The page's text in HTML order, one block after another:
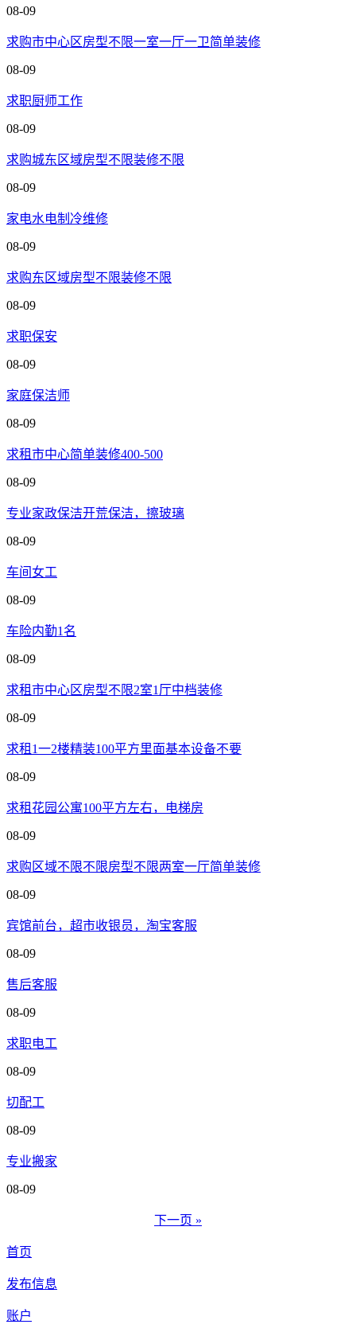
08-09
求购市中心区房型不限一室一厅一卫简单装修
08-09
求职厨师工作
08-09
求购城东区域房型不限装修不限
08-09
家电水电制冷维修
08-09
求购东区域房型不限装修不限
08-09
求职保安
08-09
家庭保洁师
08-09
求租市中心简单装修400-500
08-09
专业家政保洁开荒保洁，擦玻璃
08-09
车间女工
08-09
车险内勤1名
08-09
求租市中心区房型不限2室1厅中档装修
08-09
求租1一2楼精装100平方里面基本设备不要
08-09
求租花园公寓100平方左右，电梯房
08-09
求购区域不限不限房型不限两室一厅简单装修
08-09
宾馆前台，超市收银员，淘宝客服
08-09
售后客服
08-09
求职电工
08-09
切配工
08-09
专业搬家
08-09
下一页 »
首页
发布信息
账户